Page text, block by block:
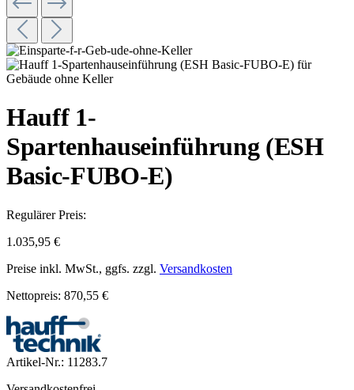
Hauff 1-
Spartenhauseinführung (ESH
Basic-FUBO-E)
Regulärer Preis:
1.035,95 €
Preise inkl. MwSt., ggfs. zzgl. Versandkosten
Nettopreis: 870,55 €
Artikel-Nr.: 11283.7